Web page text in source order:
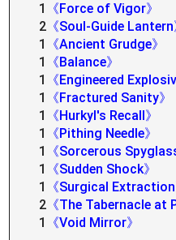
1
《Force of Vigor》
2 《Soul-Guide Lantern
1
《Ancient Grudge》
1
《Balance》
1
《Engineered
1
《Fractured Sanity》
1
《Hurkyl's Recall》
1
《Pithing Needle》
1
《Sorcerous
1
《Sudden Shock》
1
《Surgical Extraction
2 《The Tabernacle at
1
《Void Mirror》